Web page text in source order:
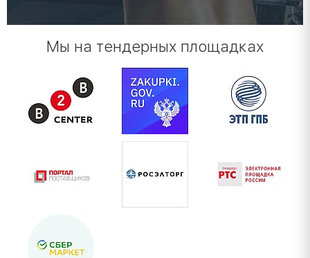
Мы на тендерных площадках